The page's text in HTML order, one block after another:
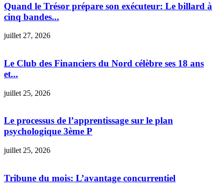
Quand le Trésor prépare son exécuteur: Le billard à
cinq bandes...
juillet 27, 2026
Le Club des Financiers du Nord célèbre ses 18 ans
et...
juillet 25, 2026
Le processus de l’apprentissage sur le plan
psychologique 3ème P
juillet 25, 2026
Tribune du mois: L’avantage concurrentiel